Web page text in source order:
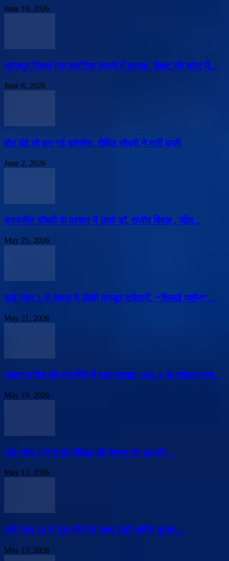
June 10, 2026
सूरजपुर स्थित पेस बायोटेक कंपनी में हादसा, लिफ्ट की चपेट में...
June 8, 2026
वोट बंटे तो हार गई कांग्रेस, रोहित चौधरी ने मारी बाज़ी
June 2, 2026
चरनजीत चौधरी के प्रचार में उतरे डॉ. राजीव बिंदल , जीत...
May 25, 2026
वार्ड नंबर 1 से संध्या ने ठोकी मजबूत दावेदारी, “शिलाई मशीन”...
May 21, 2026
पांवटा साहिब की राजनीति में बड़ा बदलाव, MLA के दावेदार अब...
May 19, 2026
वार्ड नंबर 8 में संजय सिंघल की मेहनत रंग ला रही,...
May 13, 2026
वार्ड नंबर 10 में युवा जोश के साथ उतरे अमित कुमार,...
May 13, 2026